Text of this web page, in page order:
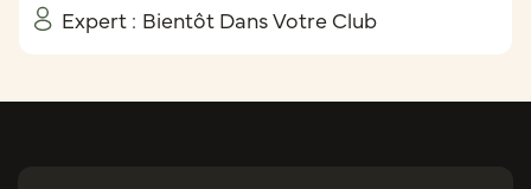
Expert : Bientôt Dans Votre Club